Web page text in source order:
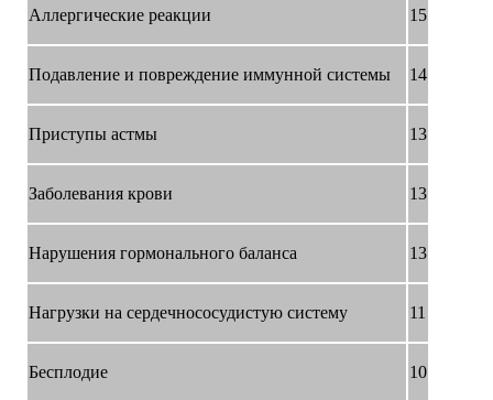
Аллергические реакции 15
Подавление и повреждение иммунной системы 14
Приступы астмы 13
Заболевания крови 13
Нарушения гормонального баланса 13
Нагрузки на сердечнососудистую систему 11
Бесплодие 10